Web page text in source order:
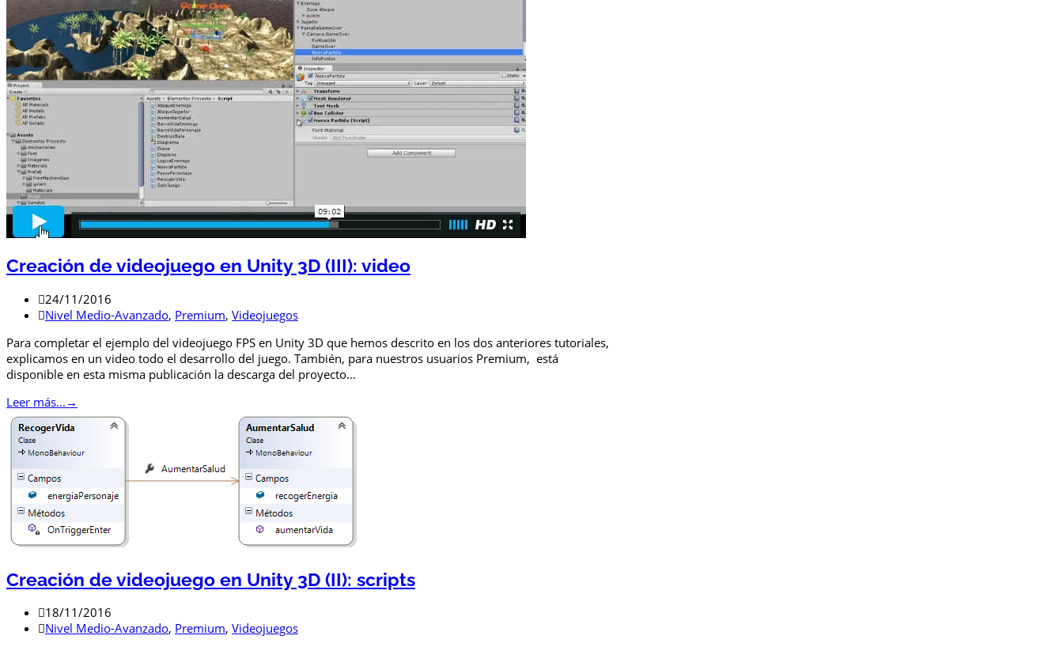
Creación de videojuego en Unity 3D (III): video
24/11/2016
Nivel Medio-Avanzado, Premium, Videojuegos
Para completar el ejemplo del videojuego FPS en Unity 3D que hemos descrito en los dos anteriores tutoriales,
explicamos en un video todo el desarrollo del juego. También, para nuestros usuarios Premium, está
disponible en esta misma publicación la descarga del proyecto…
Leer más... →
Creación de videojuego en Unity 3D (II): scripts
18/11/2016
Nivel Medio-Avanzado, Premium, Videojuegos